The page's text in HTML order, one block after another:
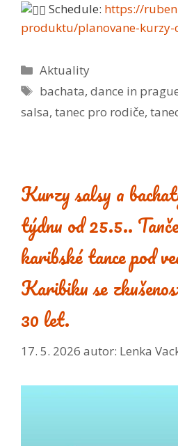
Schedule: https://
produktu/planovane-kurzy-
Rubriky
Aktuality
Štítky
bachata,dance in
salsa, tanec pro rodiče,
Kurzy salsy a
týdnu od 25.5..
karibské tance pod
Karibiku se
30 let.
17. 5. 2026 autor: Lenka